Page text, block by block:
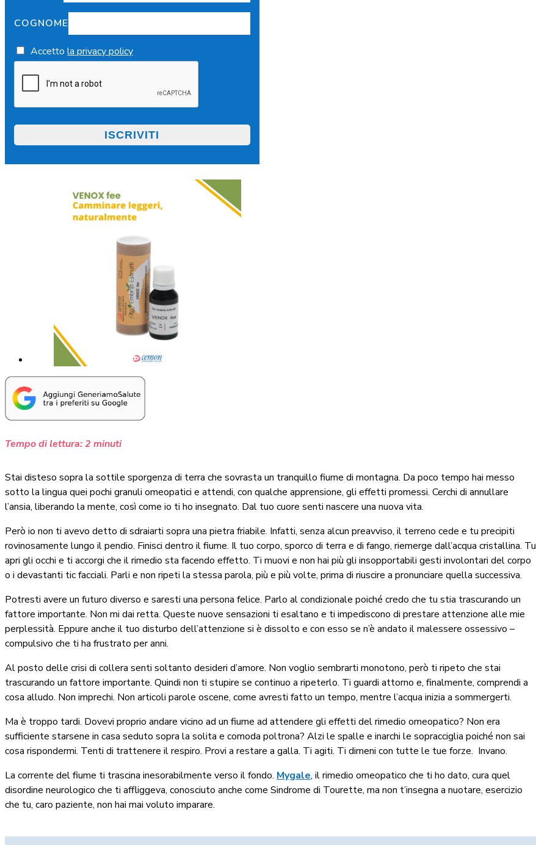
COGNOME
Accetto la privacy policy
Tempo di lettura:2 minuti
Stai disteso sopra la sottile sporgenza di terra che sovrasta un tranquillo fiume di montagna. Da poco tempo hai messo
sotto la lingua quei pochi granuli omeopatici e attendi, con qualche apprensione, gli effetti promessi. Cerchi di annullare
l’ansia, liberando la mente, così come io ti ho insegnato. Dal tuo cuore senti nascere una nuova vita.
Però io non ti avevo detto di sdraiarti sopra una pietra friabile. Infatti, senza alcun preavviso, il terreno cede e tu precipiti
rovinosamente lungo il pendio. Finisci dentro il fiume. Il tuo corpo, sporco di terra e di fango, riemerge dall’acqua cristallina. Tu
apri gli occhi e ti accorgi che il rimedio sta facendo effetto. Ti muovi e non hai più gli insopportabili gesti involontari del corpo
o i devastanti tic facciali. Parli e non ripeti la stessa parola, più e più volte, prima di riuscire a pronunciare quella successiva.
Potresti avere un futuro diverso e saresti una persona felice. Parlo al condizionale poiché credo che tu stia trascurando un
fattore importante. Non mi dai retta. Queste nuove sensazioni ti esaltano e ti impediscono di prestare attenzione alle mie
perplessità. Eppure anche il tuo disturbo dell’attenzione si è dissolto e con esso se n’è andato il malessere ossessivo –
compulsivo che ti ha frustrato per anni.
Al posto delle crisi di collera senti soltanto desideri d’amore. Non voglio sembrarti monotono, però ti ripeto che stai
trascurando un fattore importante. Quindi non ti stupire se continuo a ripeterlo. Ti guardi attorno e, finalmente, comprendi a
cosa alludo. Non imprechi. Non articoli parole oscene, come avresti fatto un tempo, mentre l’acqua inizia a sommergerti.
Ma è troppo tardi. Dovevi proprio andare vicino ad un fiume ad attendere gli effetti del rimedio omeopatico? Non era
sufficiente starsene in casa seduto sopra la solita e comoda poltrona? Alzi le spalle e inarchi le sopracciglia poiché non sai
cosa rispondermi. Tenti di trattenere il respiro. Provi a restare a galla. Ti agiti. Ti dimeni con tutte le tue forze. Invano.
La corrente del fiume ti trascina inesorabilmente verso il fondo. Mygale, il rimedio omeopatico che ti ho dato, cura quel
disordine neurologico che ti affliggeva, conosciuto anche come Sindrome di Tourette, ma non t’insegna a nuotare, esercizio
che tu, caro paziente, non hai mai voluto imparare.